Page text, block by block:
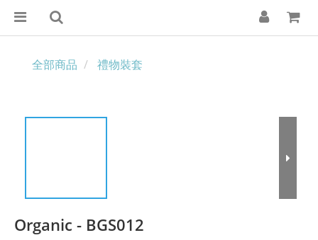
全部商品 禮物裝套
Organic - BGS012